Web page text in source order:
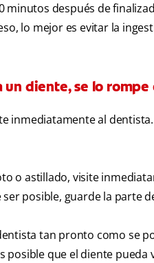
minutos después de
lo mejor es evitar la
un diente, se lo
inmediatamente al
o astillado, visite
posible, guarde la parte
tan pronto como se
posible que el diente